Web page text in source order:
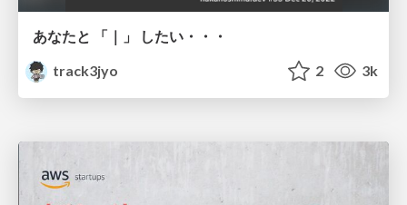
あなたと 「｜」 したい・・・
track3jyo
2 3k